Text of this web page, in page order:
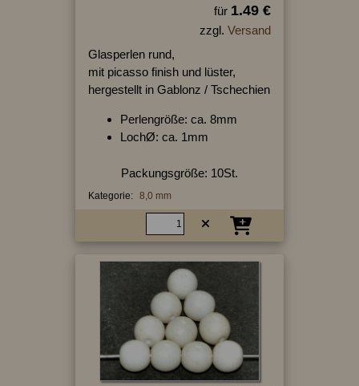
für 1.49 €
zzgl. Versand
Glasperlen rund,
mit picasso finish und lüster,
hergestellt in Gablonz / Tschechien
Perlengröße: ca. 8mm
LochØ: ca. 1mm
Packungsgröße: 10St.
Kategorie: 8,0 mm